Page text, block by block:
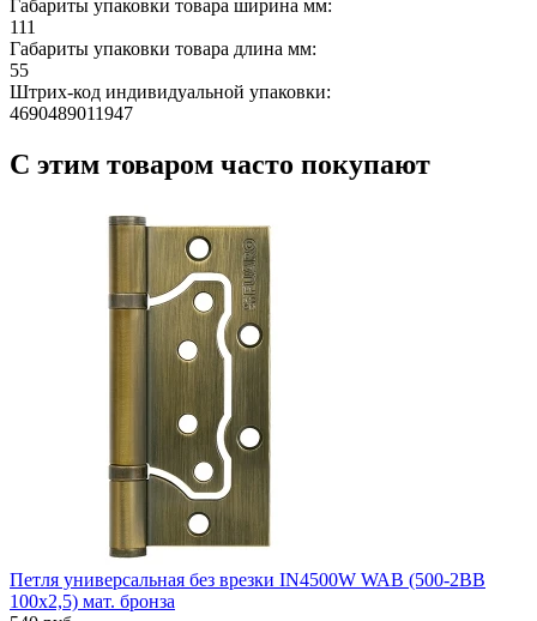
Габариты упаковки товара ширина мм:
111
Габариты упаковки товара длина мм:
55
Штрих-код индивидуальной упаковки:
4690489011947
С этим товаром часто покупают
Петля универсальная без врезки IN4500W WAB (500-2BB
100x2,5) мат. бронза